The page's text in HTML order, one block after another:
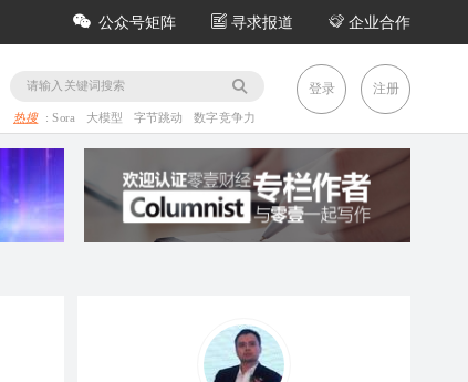
公众号矩阵 寻求报道 企业合作
热搜 :Sora 大模型 字节跳动 数字竞争力
登录 注册